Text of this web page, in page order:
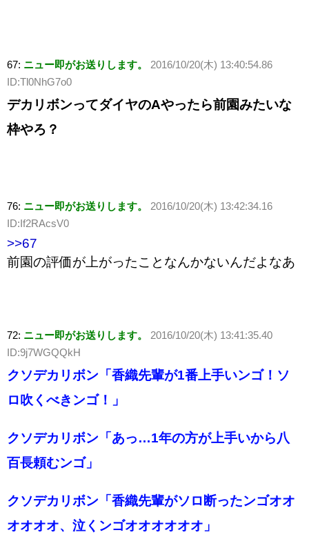
67: ニュー即がお送りします。
2016/10/20(木) 13:40:54.86
ID:Tl0NhG7o0
デカリボンってダイヤのAやったら前園みたいな
枠やろ？
76: ニュー即がお送りします。
2016/10/20(木) 13:42:34.16
ID:If2RAcsV0
>>67
前園の評価が上がったことなんかないんだよなあ
72: ニュー即がお送りします。
2016/10/20(木) 13:41:35.40
ID:9j7WGQQkH
クソデカリボン「香織先輩が1番上手いンゴ！ソ
ロ吹くべきンゴ！」
クソデカリボン「あっ…1年の方が上手いから八
百長頼むンゴ」
クソデカリボン「香織先輩がソロ断ったンゴオオ
オオオオ、泣くンゴオオオオオオ」